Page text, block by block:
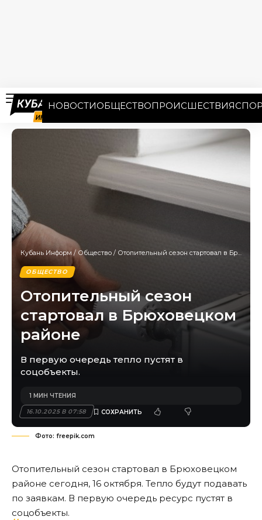
НОВОСТИОБЩЕСТВОПРОИСШЕСТВИЯ
Кубань Информ / Общество / Отопительный сезон стартовал в Брюховецком районе
ОБЩЕСТВО
Отопительный сезон
стартовал в Брюховецком
районе
В первую очередь тепло пустят в
соцобъекты.
16.10.2025 В 07:58
1 МИН ЧТЕНИЯ
Фото: freepik.com
Отопительный сезон стартовал в Брюховецком
районе сегодня, 16 октября. Тепло будут подавать
по заявкам. В первую очередь ресурс пустят в
соцобъекты.